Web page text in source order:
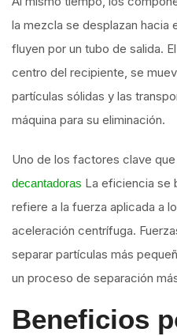
la mezcla se desplazan hacia
fluyen por un tubo de salida.
centro del recipiente, se
partículas sólidas y las
máquina para su eliminación.
Uno de los factores clave
decantadoras La eficiencia se
refiere a la fuerza aplicada a
aceleración centrífuga.
separar partículas más
un proceso de separación
Beneficios